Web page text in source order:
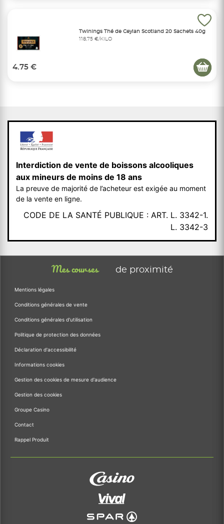
Twinings Thé de Ceylan Scotland 20 Sachets 40g
118,75 €/KILO
4.75 €
Interdiction de vente de boissons alcooliques
aux mineurs de moins de 18 ans
La preuve de majorité de l’acheteur est exigée au moment
de la vente en ligne.
CODE DE LA SANTÉ PUBLIQUE : ART. L. 3342-1.
L. 3342-3
Mes courses de proximité
Mentions légales
Conditions générales de vente
Conditions générales d'utilisation
Politique de protection des données
Déclaration d'accessibilité
Informations cookies
Gestion des cookies de mesure d'audience
Gestion des cookies
Groupe Casino
Contact
Rappel Produit